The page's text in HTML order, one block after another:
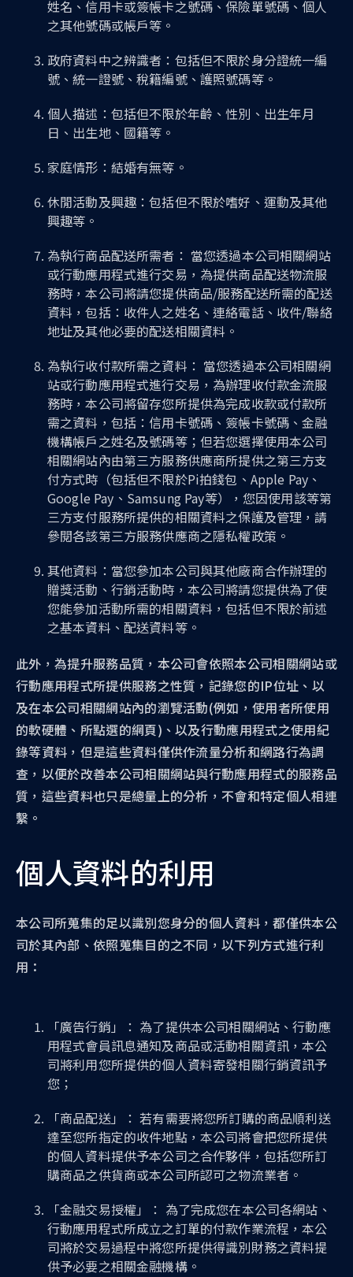
姓名、信用卡或簽帳卡之號碼、保險單號碼、個人
之其他號碼或帳戶等。
政府資料中之辨識者：包括但不限於身分證統一編
號、統一證號、稅籍編號、護照號碼等。
個人描述：包括但不限於年齡、性別、出生年月
日、出生地、國籍等。
家庭情形：結婚有無等。
休閒活動及興趣：包括但不限於嗜好、運動及其他
興趣等。
為執行商品配送所需者： 當您透過本公司相關網站
或行動應用程式進行交易，為提供商品配送物流服
務時，本公司將請您提供商品/服務配送所需的配送
資料，包括：收件人之姓名、連絡電話、收件/聯絡
地址及其他必要的配送相關資料。
為執行收付款所需之資料： 當您透過本公司相關網
站或行動應用程式進行交易，為辦理收付款金流服
務時，本公司將留存您所提供為完成收款或付款所
需之資料，包括：信用卡號碼、簽帳卡號碼、金融
機構帳戶之姓名及號碼等；但若您選擇使用本公司
相關網站內由第三方服務供應商所提供之第三方支
付方式時（包括但不限於Pi拍錢包、Apple Pay、
Google Pay、Samsung Pay等），您因使用該等第
三方支付服務所提供的相關資料之保護及管理，請
參閱各該第三方服務供應商之隱私權政策。
其他資料：當您參加本公司與其他廠商合作辦理的
贈獎活動、行銷活動時，本公司將請您提供為了使
您能參加活動所需的相關資料，包括但不限於前述
之基本資料、配送資料等。
此外，為提升服務品質，本公司會依照本公司相關網站或
行動應用程式所提供服務之性質，記錄您的IP位址、以
及在本公司相關網站內的瀏覽活動(例如，使用者所使用
的軟硬體、所點選的網頁)、以及行動應用程式之使用紀
錄等資料，但是這些資料僅供作流量分析和網路行為調
查，以便於改善本公司相關網站與行動應用程式的服務品
質，這些資料也只是總量上的分析，不會和特定個人相連
繫。
個人資料的利用
本公司所蒐集的足以識別您身分的個人資料，都僅供本公
司於其內部、依照蒐集目的之不同，以下列方式進行利
用：
「廣告行銷」： 為了提供本公司相關網站、行動應
用程式會員訊息通知及商品或活動相關資訊，本公
司將利用您所提供的個人資料寄發相關行銷資訊予
您；
「商品配送」： 若有需要將您所訂購的商品順利送
達至您所指定的收件地點，本公司將會把您所提供
的個人資料提供予本公司之合作夥伴，包括您所訂
購商品之供貨商或本公司所認可之物流業者。
「金融交易授權」： 為了完成您在本公司各網站、
行動應用程式所成立之訂單的付款作業流程，本公
司將於交易過程中將您所提供得識別財務之資料提
供予必要之相關金融機構。